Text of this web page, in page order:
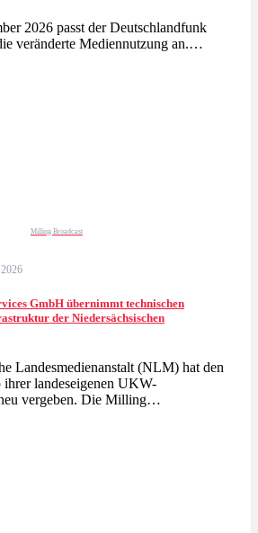
2026 passt der Deutschlandfunk
veränderte Mediennutzung an.…
Milling Broadcast
GmbH übernimmt technischen
der Niedersächsischen
Landesmedienanstalt (NLM) hat den
ihrer landeseigenen UKW-
vergeben. Die Milling…